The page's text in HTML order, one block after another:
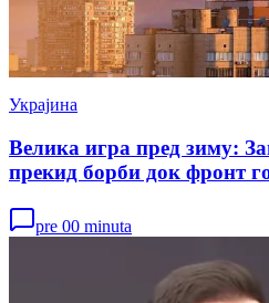
Украјина
Велика игра пред зиму:
прекид борби док фронт
pre 00 minuta